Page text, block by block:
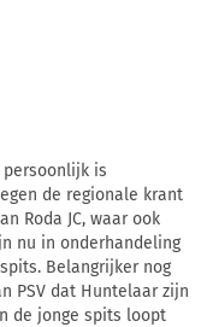
is
de regionale krant
Roda JC, waar ook
nu in onderhandeling
Belangrijker nog
PSV dat Huntelaar zijn
de jonge spits loopt